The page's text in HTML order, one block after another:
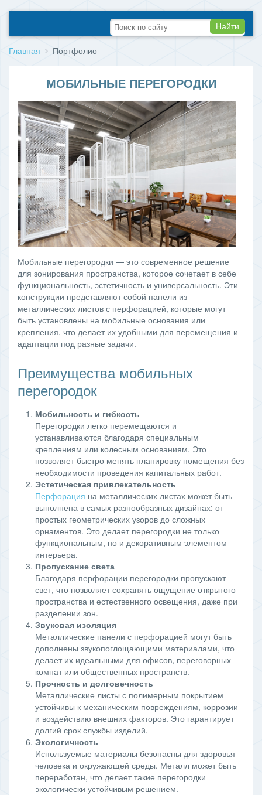
Найти
Главная Портфолио
МОБИЛЬНЫЕ ПЕРЕГОРОДКИ
Мобильные перегородки — это современное решение
для зонирования пространства, которое сочетает в себе
функциональность, эстетичность и универсальность. Эти
конструкции представляют собой панели из
металлических листов с перфорацией, которые могут
быть установлены на мобильные основания или
крепления, что делает их удобными для перемещения и
адаптации под разные задачи.
Преимущества мобильных
перегородок
Мобильность и гибкость
Перегородки легко перемещаются и
устанавливаются благодаря специальным
креплениям или колесным основаниям. Это
позволяет быстро менять планировку помещения без
необходимости проведения капитальных работ.
Эстетическая привлекательность
Перфорация на металлических листах может быть
выполнена в самых разнообразных дизайнах: от
простых геометрических узоров до сложных
орнаментов. Это делает перегородки не только
функциональным, но и декоративным элементом
интерьера.
Пропускание света
Благодаря перфорации перегородки пропускают
свет, что позволяет сохранять ощущение открытого
пространства и естественного освещения, даже при
разделении зон.
Звуковая изоляция
Металлические панели с перфорацией могут быть
дополнены звукопоглощающими материалами, что
делает их идеальными для офисов, переговорных
комнат или общественных пространств.
Прочность и долговечность
Металлические листы с полимерным покрытием
устойчивы к механическим повреждениям, коррозии
и воздействию внешних факторов. Это гарантирует
долгий срок службы изделий.
Экологичность
Используемые материалы безопасны для здоровья
человека и окружающей среды. Металл может быть
переработан, что делает такие перегородки
экологически устойчивым решением.